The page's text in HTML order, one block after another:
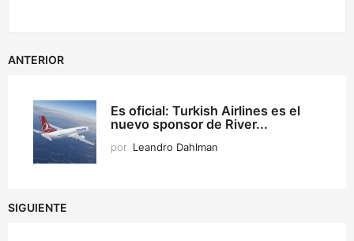
ANTERIOR
Es oficial: Turkish Airlines es el
nuevo sponsor de River...
por Leandro Dahlman
SIGUIENTE